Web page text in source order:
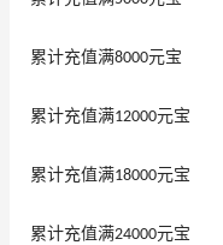
累计充值满8000元宝
累计充值满12000元宝
累计充值满18000元宝
累计充值满24000元宝